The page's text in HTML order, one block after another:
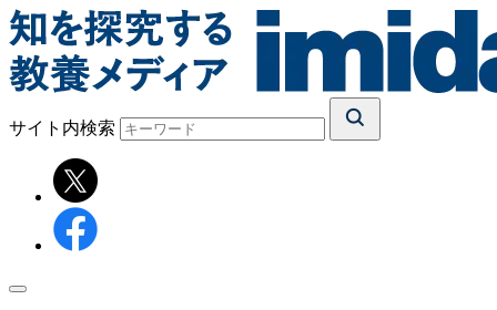
サイト内検索